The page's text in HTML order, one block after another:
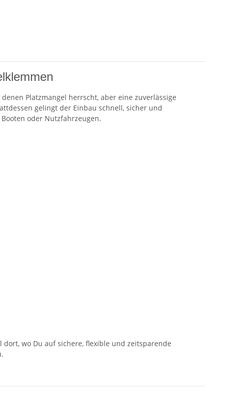
Platzmangel herrscht, aber eine zuverlässige
gelingt der Einbau schnell, sicher und
oder Nutzfahrzeugen.
dort, wo Du auf sichere, flexible und zeitsparende